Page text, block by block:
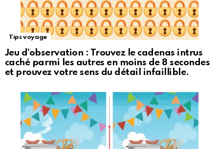
Tips voyage
Jeu d’observation : Trouvez le cadenas intrus
caché parmi les autres en moins de 8 secondes
et prouvez votre sens du détail infaillible.